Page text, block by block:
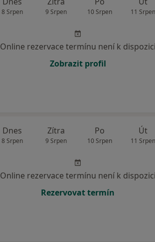
8 Srpen 9 Srpen 10 Srpen 11 Srpen
Online rezervace termínu není k dispozici
Zobrazit profil
Dnes
8 Srpen
Zítra
9 Srpen
Po
10 Srpen
Út
11 Srpen
Online rezervace termínu není k dispozici
Rezervovat termín